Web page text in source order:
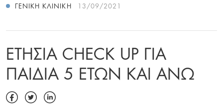
ΓΕΝΙΚΉ ΚΛΙΝΙΚΉ 13/09/2021
ΕΤΗΣΙΑ CHECK UP ΓΙΑ
ΠΑΙΔΙΑ 5 ΕΤΩΝ ΚΑΙ ΑΝΩ